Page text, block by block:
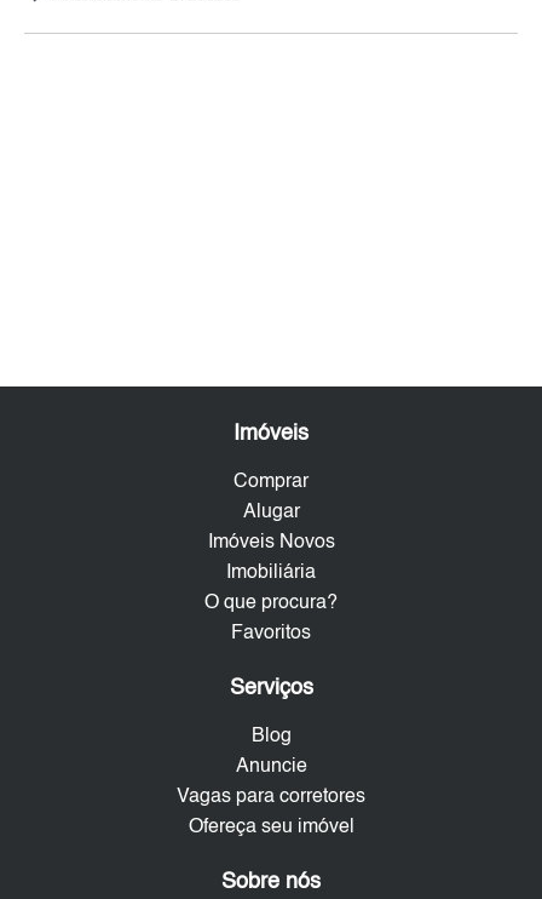
Imóveis
Comprar
Alugar
Imóveis Novos
Imobiliária
O que procura?
Favoritos
Serviços
Blog
Anuncie
Vagas para corretores
Ofereça seu imóvel
Sobre nós